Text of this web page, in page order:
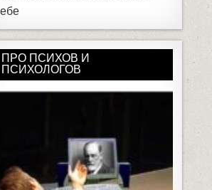
ПРО ПСИХОВ И
ПСИХОЛОГОВ